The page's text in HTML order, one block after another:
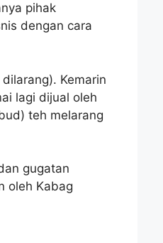
pihak
dengan cara
Kemarin
lagi dijual oleh
teh melarang
gugatan
oleh Kabag